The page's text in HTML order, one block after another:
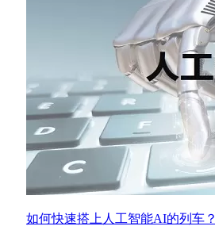
如何快速搭上人工智能AI的列车？